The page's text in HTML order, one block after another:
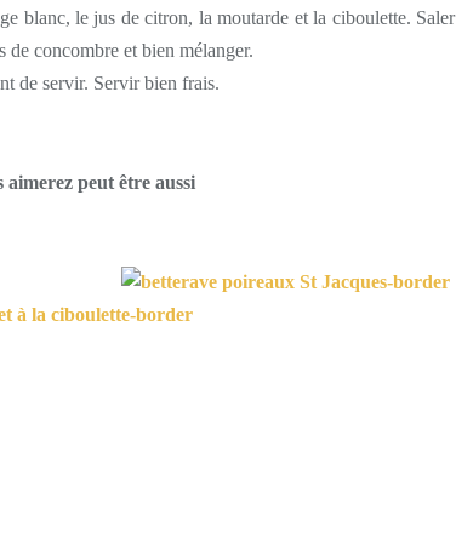
blanc, le jus de citron, la moutarde et la ciboulette. Saler
de concombre et bien mélanger.
de servir. Servir bien frais.
être aussi